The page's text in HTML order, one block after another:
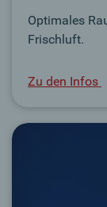
Optimales
Frischluft.
Zu den Infos